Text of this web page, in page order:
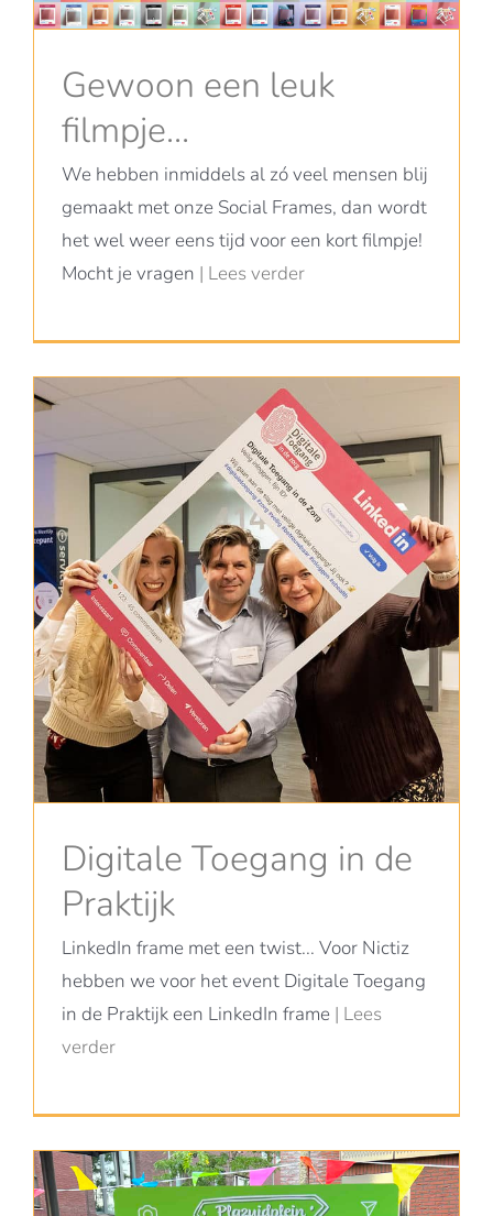
Gewoon een leuk
filmpje…
We hebben inmiddels al zó veel mensen blij
gemaakt met onze Social Frames, dan wordt
het wel weer eens tijd voor een kort filmpje!
Mocht je vragen | Lees verder
Digitale Toegang in de
Praktijk
LinkedIn frame met een twist... Voor Nictiz
hebben we voor het event Digitale Toegang
in de Praktijk een LinkedIn frame| Lees
verder